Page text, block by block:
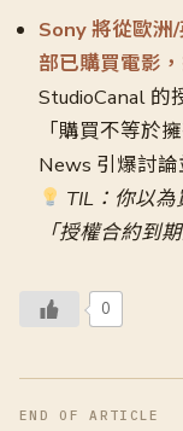
Sony 將從歐
部已購買電影
StudioCanal 的
「購買不等於
News 引爆討
TIL：你以
「授權合約到
0
END OF ARTICLE